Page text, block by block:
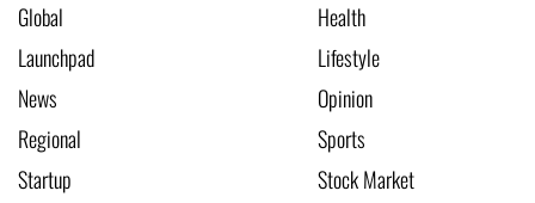
Global
Health
Launchpad
Lifestyle
News
Opinion
Regional
Sports
Startup
Stock Market